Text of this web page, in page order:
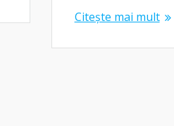
Citește mai mult